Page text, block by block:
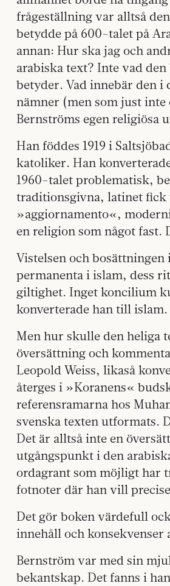
frågeställning var alltså
betydde på 600-talet på
annan: Hur ska jag och
arabiska text? Inte vad
betyder. Vad innebär den
nämner (men som just
Bernströms egen religiösa
Han föddes 1919 i
katoliker. Han
1960-talet problematisk,
traditionsgivna, latinet
»aggiornamento«,
en religion som något fast.
Vistelsen och
permanenta i islam, dess
giltighet. Inget koncilium
konverterade han till islam.
Men hur skulle den heliga
översättning och
Leopold Weiss, likaså
återges i »Koranens«
referensramarna hos
svenska texten utformats.
Det är alltså inte en
utgångspunkt i den
ordagrant som möjligt har
fotnoter där han vill
Det gör boken värdefull
innehåll och konsekvenser
Bernström var med sin
bekantskap. Det fanns i